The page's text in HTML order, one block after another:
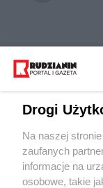
Hotel Sudetia
Wydawca mediów
Drogi
Na naszej
zaufanych
informacje na
osobowe, takie